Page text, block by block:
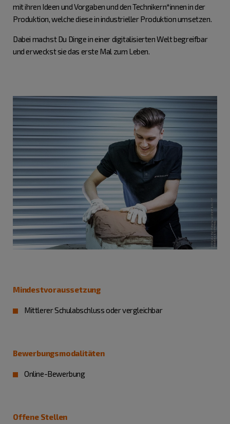
mit ihren Ideen und Vorgaben und den Technikern*innen in der
Produktion, welche diese in industrieller Produktion umsetzen.
Dabei machst Du Dinge in einer digitalisierten Welt begreifbar
und erweckst sie das erste Mal zum Leben.
Mindestvoraussetzung
Mittlerer Schulabschluss oder vergleichbar
Bewerbungsmodalitäten
Online-Bewerbung
Offene Stellen